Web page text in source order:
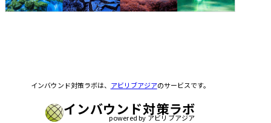
インバウンド対策ラボ
powered by アビリブアジア
インバウンド対策ラボは、 アビリブアジアのサービスです。